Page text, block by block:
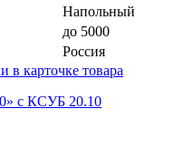
Напольный
до 5000
Россия
в карточке товара
с КСУБ 20.10